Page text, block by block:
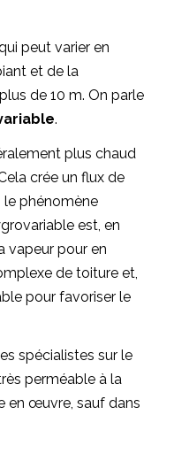
peut varier en
et de la
de 10 m. On parle
.
plus chaud
crée un flux de
le phénomène
est, en
vapeur pour en
de toiture et,
pour favoriser le
spécialistes sur le
perméable à la
en œuvre, sauf dans